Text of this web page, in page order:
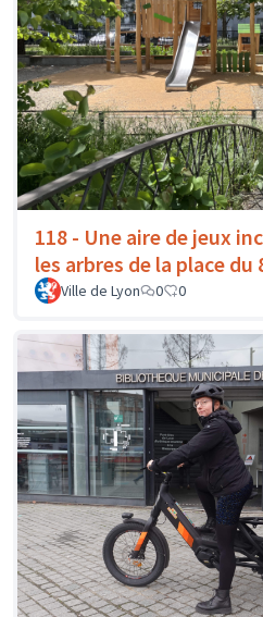
118 - Une aire de jeux
les arbres de la place du
Ville de Lyon 0 0